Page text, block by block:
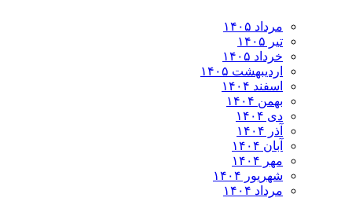
مرداد ۱۴۰۵
تیر ۱۴۰۵
خرداد ۱۴۰۵
اردیبهشت ۱۴۰۵
اسفند ۱۴۰۴
بهمن ۱۴۰۴
دی ۱۴۰۴
آذر ۱۴۰۴
آبان ۱۴۰۴
مهر ۱۴۰۴
شهریور ۱۴۰۴
مرداد ۱۴۰۴